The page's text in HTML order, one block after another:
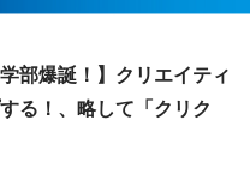
部爆誕！】クリエイティ
る！、略して「クリク